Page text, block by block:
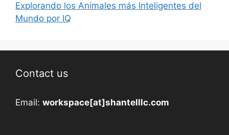
Explorando los Animales más Inteligentes del
Mundo por IQ
Contact us
Email: workspace[at]shantelllc.com